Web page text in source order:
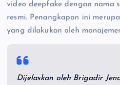
video deepfake dengan nama
resmi. Penangkapan ini
yang dilakukan oleh
Dijelaskan oleh Brigadir